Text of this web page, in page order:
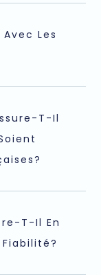
Les
T-Il
T-Il En